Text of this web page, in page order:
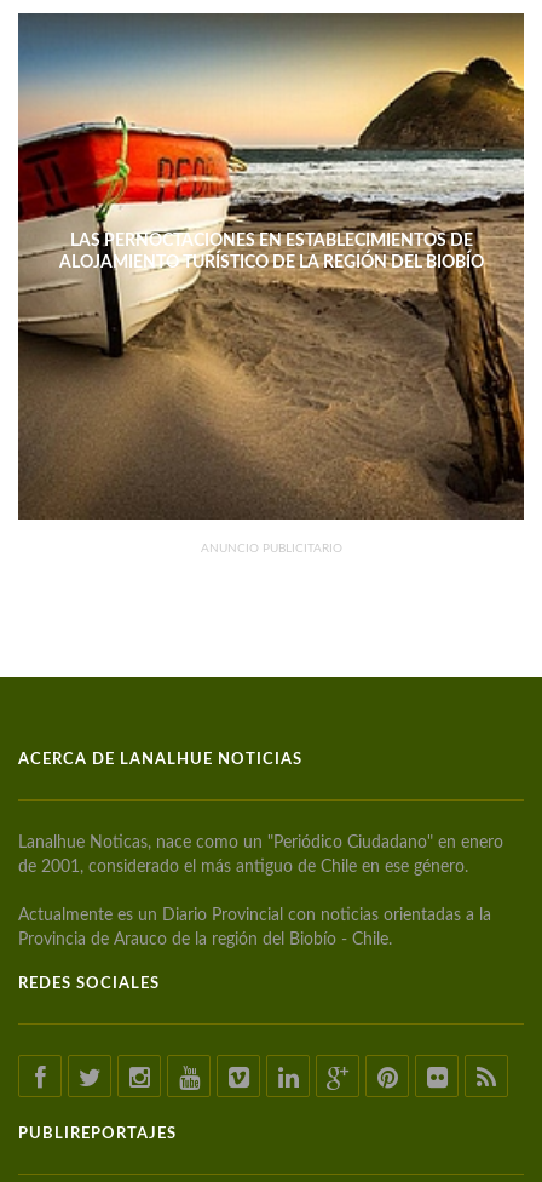
LAS PERNOCTACIONES EN ESTABLECIMIENTOS DE
ALOJAMIENTO TURÍSTICO DE LA REGIÓN DEL BIOBÍO
DISMINUYERON 15,4% INTERANUAL
ANUNCIO PUBLICITARIO
ACERCA DE LANALHUE NOTICIAS
Lanalhue Noticas, nace como un "Periódico Ciudadano" en enero
de 2001, considerado el más antiguo de Chile en ese género.
Actualmente es un Diario Provincial con noticias orientadas a la
Provincia de Arauco de la región del Biobío - Chile.
REDES SOCIALES
PUBLIREPORTAJES